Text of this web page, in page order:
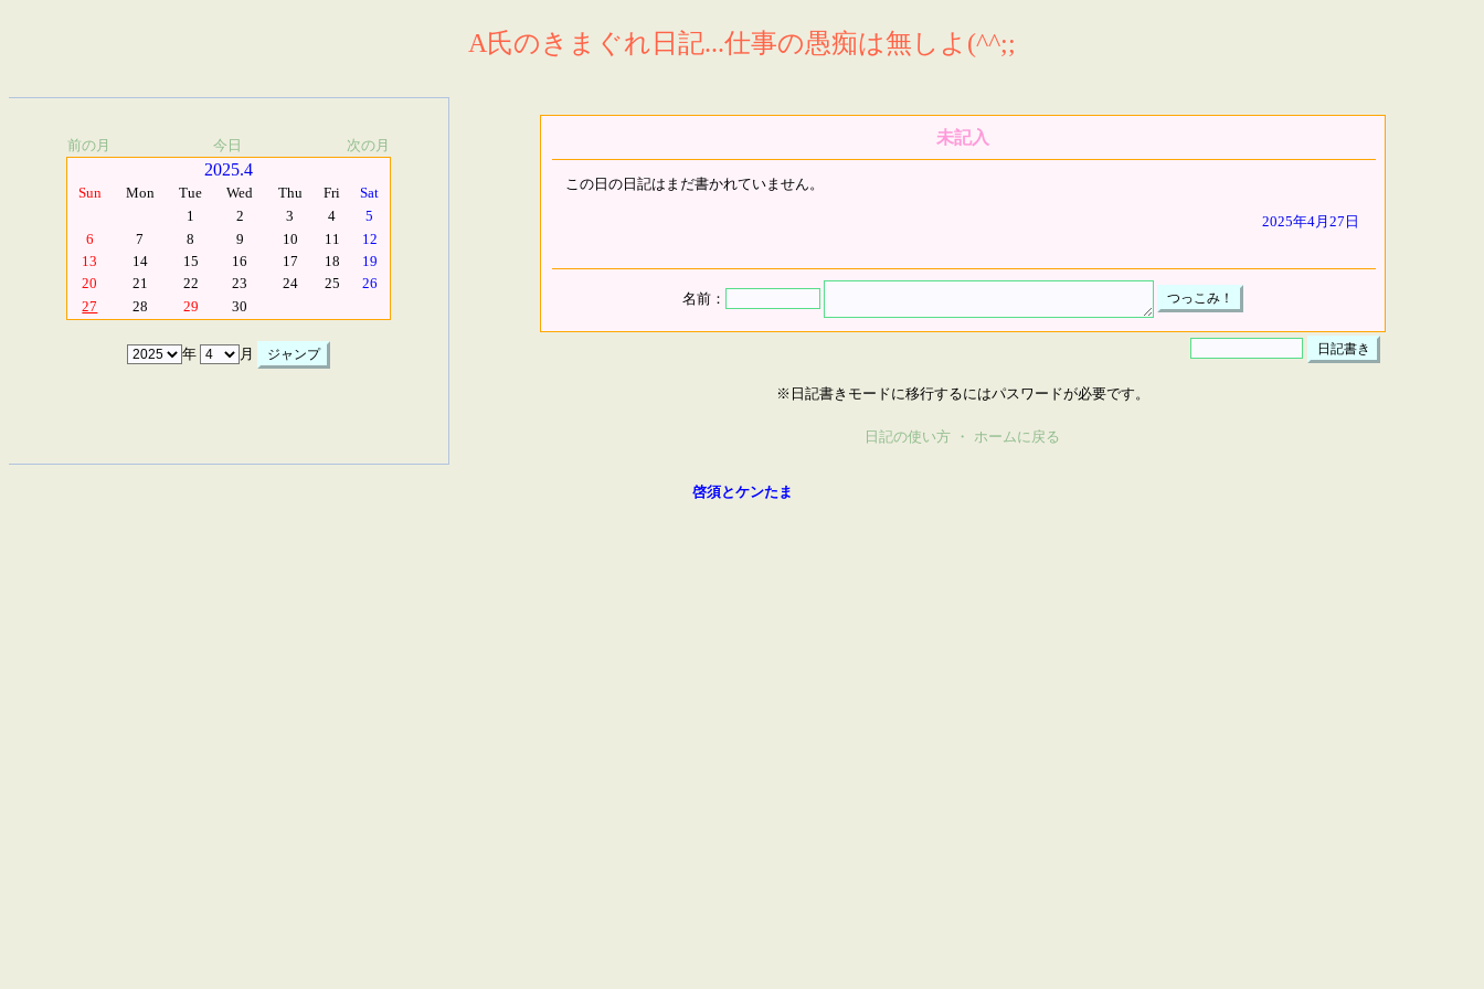
A氏のきまぐれ日記...仕事の愚痴は無しよ(^^;;
前の月 今日 次の月
2025.4
Sun Mon Tue Wed Thu Fri
Sat
1
2 3 4
5
6
7 8 9 10 11
12
13
14 15 16 17 18
19
20
21 22 23 24 25
26
27
28 29 30
年 月
未記入
この日の日記はまだ書かれていません。
2025年4月27日
名前：
※日記書きモードに移行するにはパスワードが必要です。
日記の使い方 ・ ホームに戻る
啓須とケンたま